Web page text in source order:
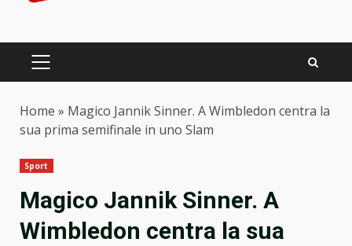
PRIMARY
Home » Magico Jannik Sinner. A Wimbledon centra la
sua prima semifinale in uno Slam
Sport
Magico Jannik Sinner. A
Wimbledon centra la sua